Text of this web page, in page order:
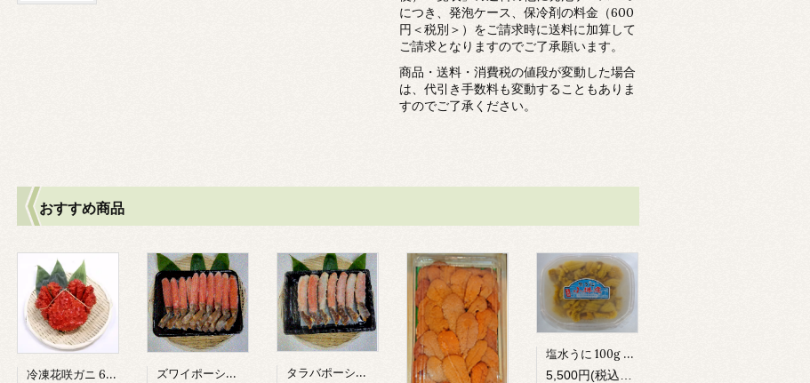
につき、発泡ケース、保冷剤の料金（600
円＜税別＞）をご請求時に送料に加算して
ご請求となりますのでご了承願います。
商品・送料・消費税の値段が変動した場合
は、代引き手数料も変動することもありま
すのでご了承ください。
おすすめ商品
冷凍花咲ガニ 650g前後 ズワイポーション（14～15入） タラバポーション（6～7入）
塩水うに 100g 北海道産むらさきうに